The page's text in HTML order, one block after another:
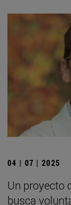
04 | 07 | 2025
Un proyecto
busca